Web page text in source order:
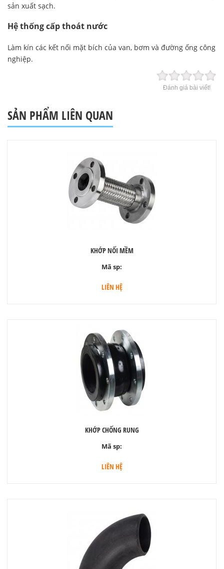
sản xuất sạch.
Hệ thống cấp thoát nước
Làm kín các kết nối mặt bích của van, bơm và đường ống công
nghiệp.
Đánh giá bài viết!
SẢN PHẨM LIÊN QUAN
KHỚP NỐI MỀM
Mã sp:
LIÊN HỆ
KHỚP CHỐNG RUNG
Mã sp:
LIÊN HỆ